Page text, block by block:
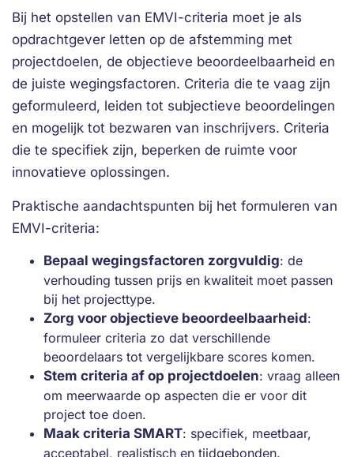
Bij het opstellen van EMVI-criteria moet je als
opdrachtgever letten op de afstemming met
projectdoelen, de objectieve beoordeelbaarheid en
de juiste wegingsfactoren. Criteria die te vaag zijn
geformuleerd, leiden tot subjectieve beoordelingen
en mogelijk tot bezwaren van inschrijvers. Criteria
die te specifiek zijn, beperken de ruimte voor
innovatieve oplossingen.
Praktische aandachtspunten bij het formuleren van
EMVI-criteria:
Bepaal wegingsfactoren zorgvuldig: de
verhouding tussen prijs en kwaliteit moet passen
bij het projecttype.
Zorg voor objectieve beoordeelbaarheid:
formuleer criteria zo dat verschillende
beoordelaars tot vergelijkbare scores komen.
Stem criteria af op projectdoelen: vraag alleen
om meerwaarde op aspecten die er voor dit
project toe doen.
Maak criteria SMART: specifiek, meetbaar,
acceptabel, realistisch en tijdgebonden.